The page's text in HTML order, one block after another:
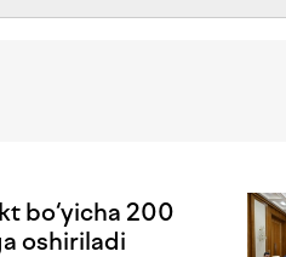
bo‘yicha 200
oshiriladi